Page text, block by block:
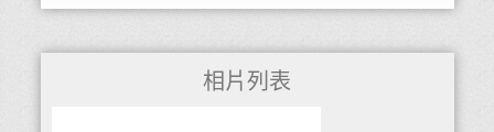
相片列表